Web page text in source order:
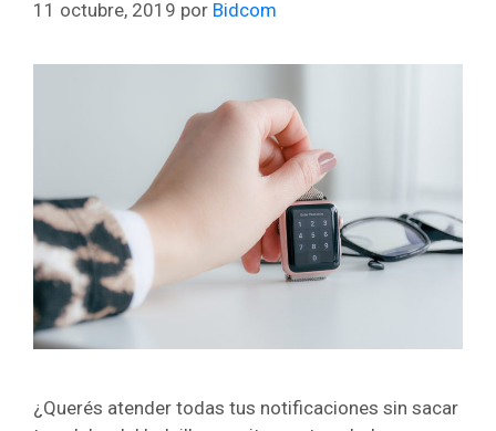
11 octubre, 2019 por Bidcom
¿Querés atender todas tus notificaciones sin sacar